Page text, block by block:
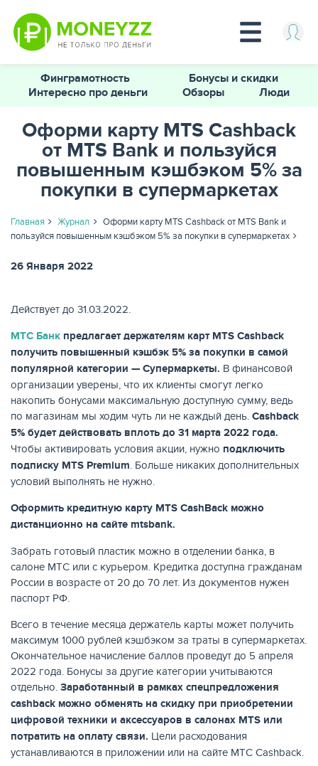
КРЕДИТЫ
КАРТЫ
ЗАЙМЫ
НАКОПЛЕНИЯ
Финграмотность
Бонусы и скидки
Интересно про деньги
Обзоры Люди
Оформи карту MTS Cashback
от MTS Bank и пользуйся
повышенным кэшбэком 5% за
покупки в супермаркетах
Главная Журнал
Оформи карту MTS Cashback от MTS Bank и
пользуйся повышенным кэшбэком 5% за покупки в супермаркетах
26 Января 2022
Действует до 31.03.2022.
МТС Банк предлагает держателям карт MTS Cashback
получить повышенный кэшбэк 5% за покупки в самой
популярной категории — Супермаркеты. В финансовой
организации уверены, что их клиенты смогут легко
накопить бонусами максимальную доступную сумму, ведь
по магазинам мы ходим чуть ли не каждый день. Cashback
5% будет действовать вплоть до 31 марта 2022 года.
Чтобы активировать условия акции, нужно подключить
подписку MTS Premium . Больше никаких дополнительных
условий выполнять не нужно.
Оформить кредитную карту MTS CashBack можно
дистанционно на сайте mtsbank.
Забрать готовый пластик можно в отделении банка, в
салоне МТС или с курьером. Кредитка доступна гражданам
России в возрасте от 20 до 70 лет. Из документов нужен
паспорт РФ.
Всего в течение месяца держатель карты может получить
максимум 1000 рублей кэшбэком за траты в супермаркетах.
Окончательное начисление баллов проведут до 5 апреля
2022 года. Бонусы за другие категории учитываются
отдельно. Заработанный в рамках спецпредложения
cashback можно обменять на скидку при приобретении
цифровой техники и аксессуаров в салонах MTS или
потратить на оплату связи. Цели расходования
устанавливаются в приложении или на сайте МТС Cashback.